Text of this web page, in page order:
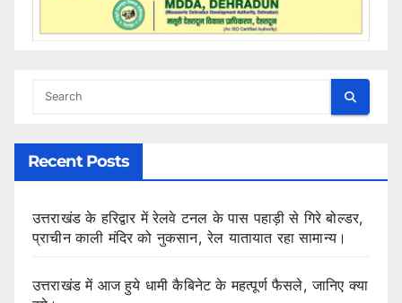
Recent Posts
उत्तराखंड के हरिद्वार में रेलवे टनल के पास पहाड़ी से गिरे बोल्डर,
प्राचीन काली मंदिर को नुकसान, रेल यातायात रहा सामान्य।
उत्तराखंड में आज हुये धामी कैबिनेट के महत्पूर्ण फैसले, जानिए क्या